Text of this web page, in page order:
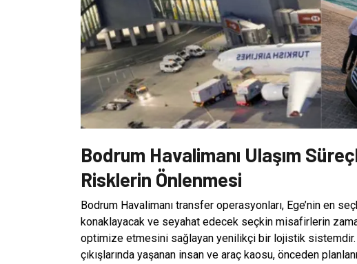
Bodrum Havalimanı Ulaşım
Risklerin Önlenmesi
Bodrum Havalimanı transfer operasyonları, Ege’nin en
konaklayacak ve seyahat edecek seçkin misafirlerin
optimize etmesini sağlayan yenilikçi bir lojistik sistemdir.
çıkışlarında yaşanan insan ve araç kaosu, önceden